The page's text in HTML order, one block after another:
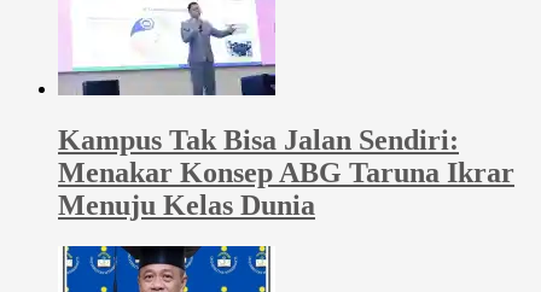
Kampus Tak Bisa Jalan Sendiri:
Menakar Konsep ABG Taruna Ikrar
Menuju Kelas Dunia